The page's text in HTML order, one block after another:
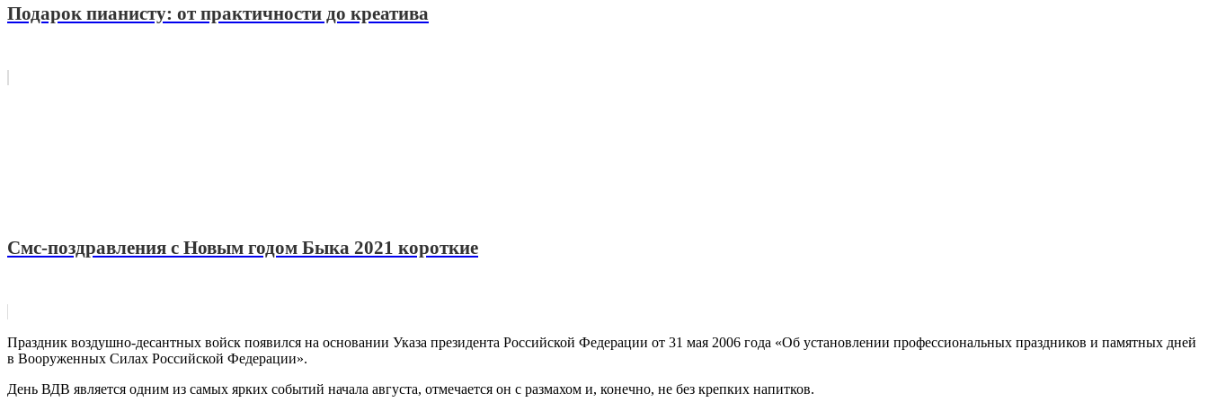
Подарок пианисту: от практичности до креатива
Смс-поздравления с Новым годом Быка 2021 короткие
Праздник воздушно-десантных войск появился на основании Указа президента Российской Федерации от 31 мая 2006 года «Об установлении профессиональных праздников и памятных дней
в Вооруженных Силах Российской Федерации».
День ВДВ является одним из самых ярких событий начала августа, отмечается он с размахом и, конечно, не без крепких напитков.